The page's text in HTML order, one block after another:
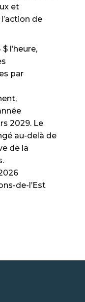
et
de
l’heure,
par
2029. Le
au-delà de
de la
de-l’Est